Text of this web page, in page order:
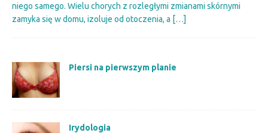
niego samego. Wielu chorych z rozległymi zmianami skórnymi
zamyka się w domu, izoluje od otoczenia, a […]
Piersi na pierwszym planie
Irydologia